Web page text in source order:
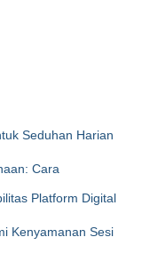
Seduhan Harian
Cara
Platform Digital
Kenyamanan Sesi